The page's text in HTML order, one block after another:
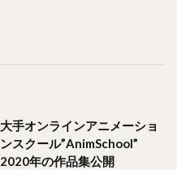
大手オンラインアニメーショ
ンスクール”AnimSchool”
2020年の作品集公開